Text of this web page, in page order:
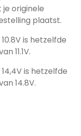
originele
plaatst.
is hetzelfde
11.1V.
is hetzelfde
14.8V.